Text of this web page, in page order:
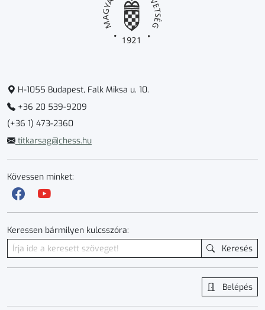
H-1055 Budapest, Falk Miksa u. 10.
+36 20 539-9209
(+36 1) 473-2360
titkarsag@chess.hu
Kövessen minket:
Keressen bármilyen kulcsszóra:
Keresés
Belépés